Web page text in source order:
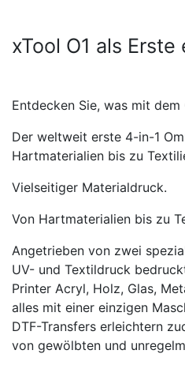
xTool O1 als
Entdecken Sie, was mit
Der weltweit erste 4-in-1
Hartmaterialien bis zu
Vielseitiger Materialdruck.
Von Hartmaterialien bis zu
Angetrieben von zwei
UV- und Textildruck
Printer Acryl, Holz, Glas,
alles mit einer einzigen
DTF-Transfers erleichtern
von gewölbten und